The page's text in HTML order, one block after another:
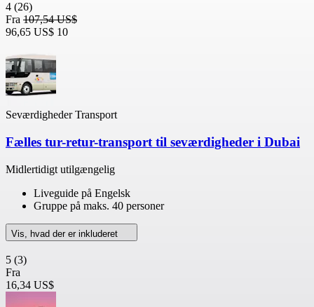
4 (26)
Fra 107,54 US$
96,65 US$ 10
Seværdigheder Transport
Fælles tur-retur-transport til seværdigheder i Dubai
Midlertidigt utilgængelig
Liveguide på Engelsk
Gruppe på maks. 40 personer
Vis, hvad der er inkluderet
5 (3)
Fra
16,34 US$